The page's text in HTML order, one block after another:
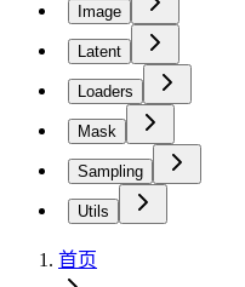
Image
Latent
Loaders
Mask
Sampling
Utils
首页